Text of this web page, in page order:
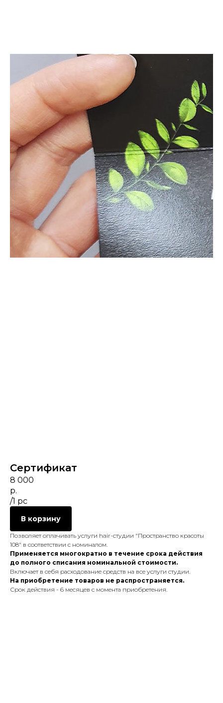
Сертификат
8 000
р.
/1 pc
В корзину
Позволяет оплачивать услуги hair-студии "Пространство красоты
108" в соответствии с номиналом.
Применяется многократно в течение срока действия
до полного списания номинальной стоимости.
Включает в себя расходование средств на все услуги студии.
На приобретение товаров не распространяется.
Срок действия - 6 месяцев с момента приобретения.